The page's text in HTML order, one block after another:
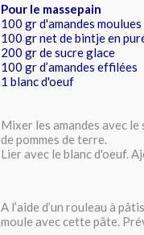
Pour le massepain
100 gr d'amandes moulues
100 gr net de bintje en
200 gr de sucre glace
100 gr d’amandes effilées
1 blanc d'oeuf
Mixer les amandes avec
de pommes de terre.
Lier avec le blanc d'oeuf.
A l’aide d’un rouleau à
moule avec cette pâte.